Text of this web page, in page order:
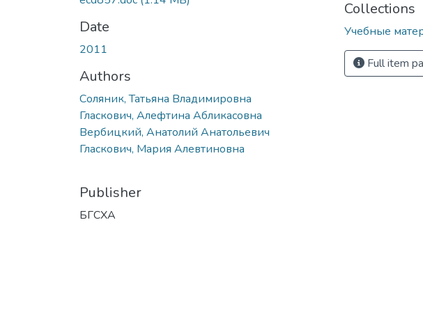
Date
2011
Authors
Соляник, Татьяна Владимировна
Гласкович, Алефтина Абликасовна
Вербицкий, Анатолий Анатольевич
Гласкович, Мария Алевтиновна
Publisher
БГСХА
Collections
Учебные
Full item